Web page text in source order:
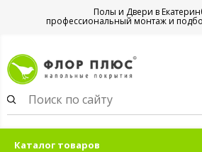
Полы и Двери в
профессиональный монтаж и
Каталог товаров